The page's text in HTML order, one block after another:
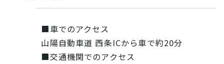
■車でのアクセス
山陽自動車道 西条ICから車で約20分
■交通機関でのアクセス